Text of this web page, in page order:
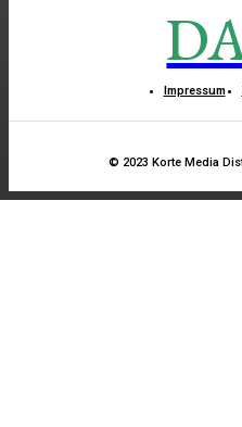
Impressum
© 2023 Korte Media